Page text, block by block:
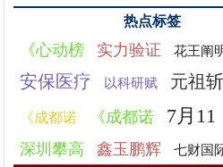
热点标签
《心动榜 实力验证 花王阐
安保医疗 以科研赋 元祖
《成都诺 《成都诺 7月11
深圳攀高 鑫玉鹏辉 七财国